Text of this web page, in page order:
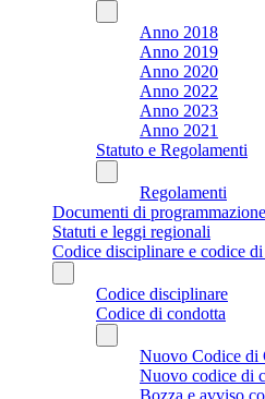
Anno 2018
Anno 2019
Anno 2020
Anno 2022
Anno 2023
Anno 2021
Statuto e Regolamenti
Regolamenti
Documenti di
Statuti e leggi regionali
Codice disciplinare e codice
Codice disciplinare
Codice di condotta
Nuovo Codice di
Nuovo codice di
Bozza e avviso